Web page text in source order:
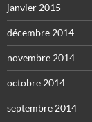
janvier 2015
décembre 2014
novembre 2014
octobre 2014
septembre 2014